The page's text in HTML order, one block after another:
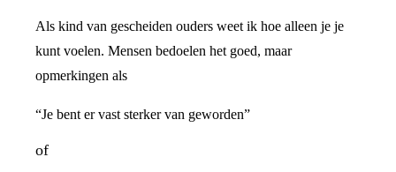
Als kind van gescheiden ouders weet ik hoe alleen je je
kunt voelen. Mensen bedoelen het goed, maar
opmerkingen als
“Je bent er vast sterker van geworden”
of